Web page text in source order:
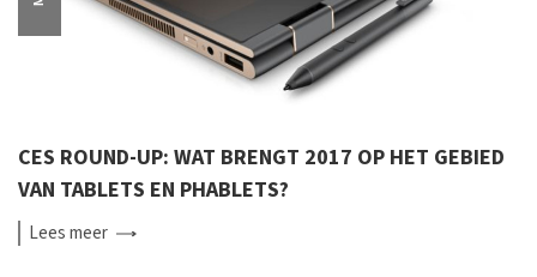
CES ROUND-UP: WAT BRENGT 2017 OP HET GEBIED
VAN TABLETS EN PHABLETS?
Leesmeer